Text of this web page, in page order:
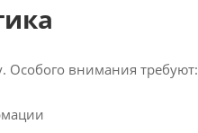
Особого внимания требуют: